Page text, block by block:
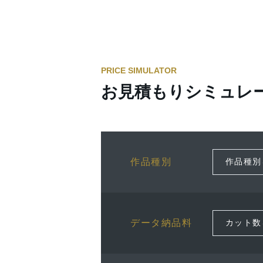
PRICE SIMULATOR
お見積もりシミュレ
作品種別
データ納品料